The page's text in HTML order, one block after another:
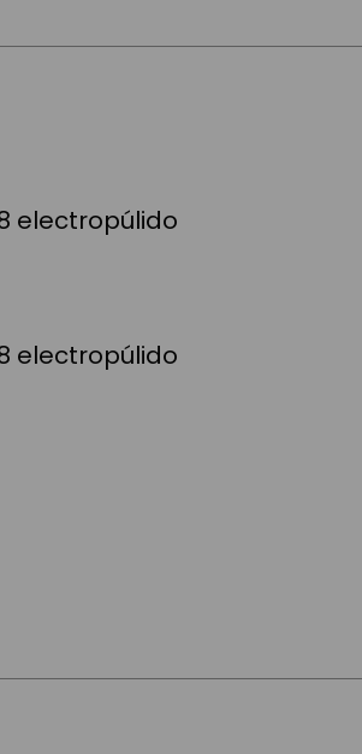
electropúlido
electropúlido